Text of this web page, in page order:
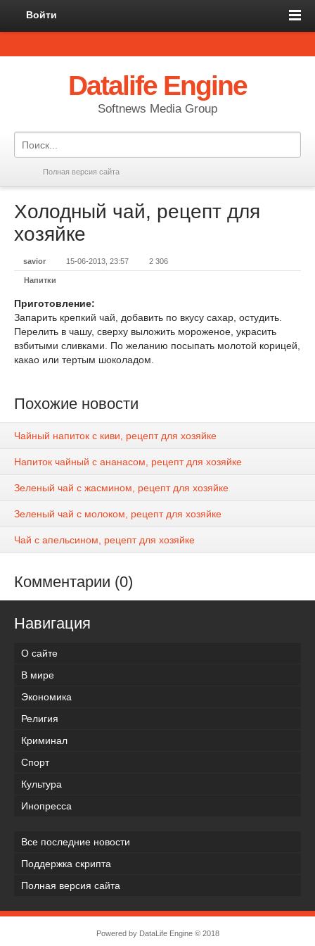
Войти
Datalife Engine
Softnews Media Group
Полная версия сайта
Холодный чай, рецепт для
хозяйке
savior 15-06-2013, 23:57 2 306
Напитки
Приготовление:
Запарить крепкий чай, добавить по вкусу сахар, остудить.
Перелить в чашу, сверху выложить мороженое, украсить
взбитыми сливками. По желанию посыпать молотой корицей,
какао или тертым шоколадом.
Похожие новости
Чайный напиток с киви, рецепт для хозяйке
Напиток чайный с ананасом, рецепт для хозяйке
Зеленый чай с жасмином, рецепт для хозяйке
Зеленый чай с молоком, рецепт для хозяйке
Чай с апельсином, рецепт для хозяйке
Комментарии (0)
Навигация
О сайте
В мире
Экономика
Религия
Криминал
Спорт
Культура
Инопресса
Все последние новости
Поддержка скрипта
Полная версия сайта
Powered by DataLife Engine© 2018